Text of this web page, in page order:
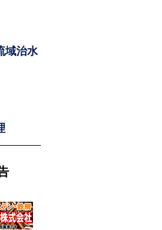
域治水